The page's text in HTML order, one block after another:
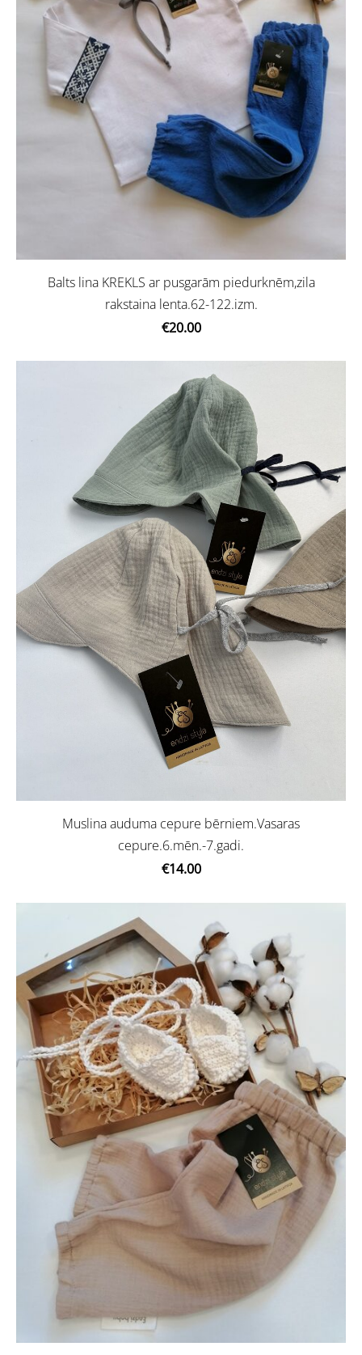
Balts lina KREKLS ar pusgarām piedurknēm,zila
rakstaina lenta.62-122.izm.
€20.00
Muslina auduma cepure bērniem.Vasaras
cepure.6.mēn.-7.gadi.
€14.00